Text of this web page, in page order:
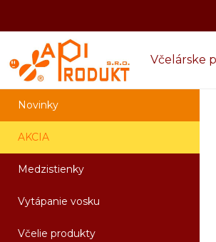
Včelárske
Novinky
AKCIA
Medzistienky
Vytápanie vosku
Včelie produkty